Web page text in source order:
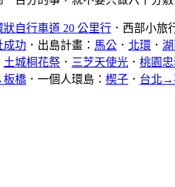
狀自行車道 20 公里行 ．西部小旅
成功 ．出島計畫： 馬公 ． 北環 ．
土城桐花祭 ． 三芝天使光 ． 桃園忠
橋 ．一個人環島： 楔子 ． 台北→